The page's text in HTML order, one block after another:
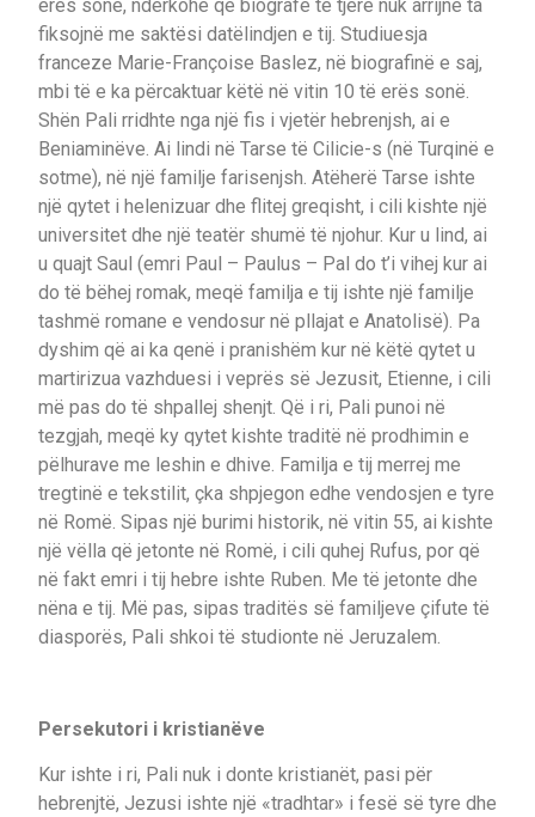
erës sonë, ndërkohë që biografë të tjerë nuk arrijnë ta
fiksojnë me saktësi datëlindjen e tij. Studiuesja
franceze Marie-Françoise Baslez, në biografinë e saj,
mbi të e ka përcaktuar këtë në vitin 10 të erës sonë.
Shën Pali rridhte nga një fis i vjetër hebrenjsh, ai e
Beniaminëve. Ai lindi në Tarse të Cilicie-s (në Turqinë e
sotme), në një familje farisenjsh. Atëherë Tarse ishte
një qytet i helenizuar dhe flitej greqisht, i cili kishte një
universitet dhe një teatër shumë të njohur. Kur u lind, ai
u quajt Saul (emri Paul – Paulus – Pal do t’i vihej kur ai
do të bëhej romak, meqë familja e tij ishte një familje
tashmë romane e vendosur në pllajat e Anatolisë). Pa
dyshim që ai ka qenë i pranishëm kur në këtë qytet u
martirizua vazhduesi i veprës së Jezusit, Etienne, i cili
më pas do të shpallej shenjt. Që i ri, Pali punoi në
tezgjah, meqë ky qytet kishte traditë në prodhimin e
pëlhurave me leshin e dhive. Familja e tij merrej me
tregtinë e tekstilit, çka shpjegon edhe vendosjen e tyre
në Romë. Sipas një burimi historik, në vitin 55, ai kishte
një vëlla që jetonte në Romë, i cili quhej Rufus, por që
në fakt emri i tij hebre ishte Ruben. Me të jetonte dhe
nëna e tij. Më pas, sipas traditës së familjeve çifute të
diasporës, Pali shkoi të studionte në Jeruzalem.
Persekutori i kristianëve
Kur ishte i ri, Pali nuk i donte kristianët, pasi për
hebrenjtë, Jezusi ishte një «tradhtar» i fesë së tyre dhe